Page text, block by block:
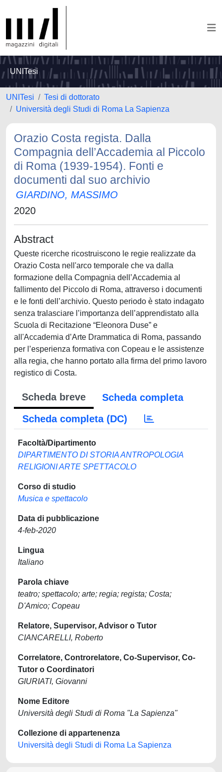
UNITesi
UNITesi
Tesi di dottorato
Università degli Studi di Roma La Sapienza
Orazio Costa regista. Dalla
Compagnia dell’Accademia al Piccolo
di Roma (1939-1954). Fonti e
documenti dal suo archivio
GIARDINO, MASSIMO
2020
Abstract
Queste ricerche ricostruiscono le regie realizzate da
Orazio Costa nell'arco temporale che va dalla
formazione della Compagnia dell’Accademia al
fallimento del Piccolo di Roma, attraverso i documenti
e le fonti dell’archivio. Questo periodo è stato indagato
senza tralasciare l’importanza dell’apprendistato alla
Scuola di Recitazione “Eleonora Duse” e
all'Accademia d’Arte Drammatica di Roma, passando
per l’esperienza formativa con Copeau e le assistenze
alla regia, che hanno portato alla firma del primo lavoro
registico di Costa.
Scheda breve
Scheda completa
Scheda completa (DC)
Facoltà/Dipartimento
DIPARTIMENTO DI STORIA ANTROPOLOGIA
RELIGIONI ARTE SPETTACOLO
Corso di studio
Musica e spettacolo
Data di pubblicazione
4-feb-2020
Lingua
Italiano
Parola chiave
teatro; spettacolo; arte; regia; regista; Costa;
D'Amico; Copeau
Relatore, Supervisor, Advisor o Tutor
CIANCARELLI, Roberto
Correlatore, Controrelatore, Co-Supervisor, Co-
Tutor o Coordinatori
GIURIATI, Giovanni
Nome Editore
Università degli Studi di Roma "La Sapienza"
Collezione di appartenenza
Università degli Studi di Roma La Sapienza